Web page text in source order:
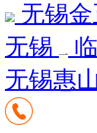
无锡
无锡
无锡惠